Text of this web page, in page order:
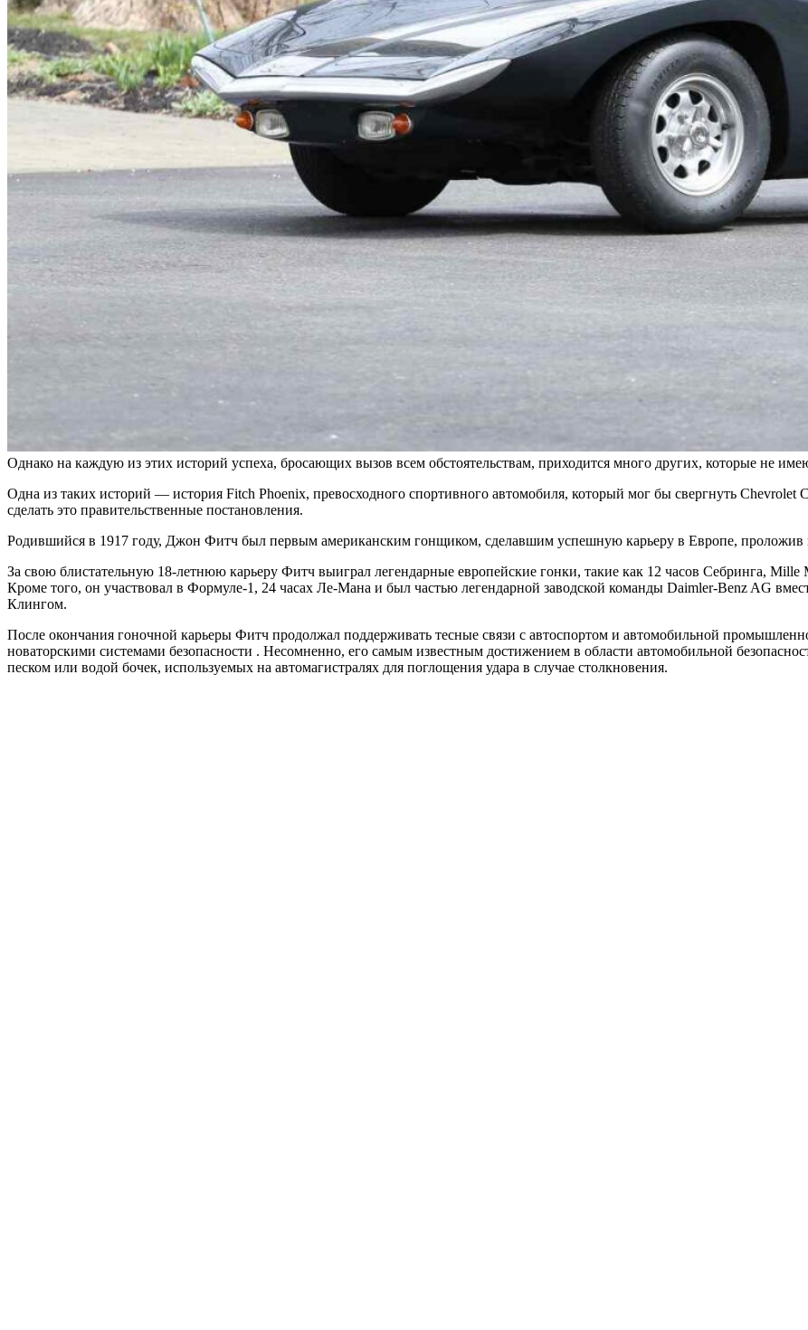
Однако на каждую из этих историй успеха, бросающих вызов всем обстоятельствам, приходится много других, которые не
Одна из таких историй — история Fitch Phoenix, превосходного спортивного автомобиля, который мог бы свергнуть Chevrolet
сделать это правительственные постановления.
Родившийся в 1917 году, Джон Фитч был первым американским гонщиком, сделавшим успешную карьеру в Европе, проложив
За свою блистательную 18-летнюю карьеру Фитч выиграл легендарные европейские гонки, такие как 12 часов Себринга,
Кроме того, он участвовал в Формуле-1, 24 часах Ле-Мана и был частью легендарной заводской команды Daimler-Benz AG
Клингом.
После окончания гоночной карьеры Фитч продолжал поддерживать тесные связи с автоспортом и автомобильной
новаторскими системами безопасности . Несомненно, его самым известным достижением в области автомобильной
песком или водой бочек, используемых на автомагистралях для поглощения удара в случае столкновения.